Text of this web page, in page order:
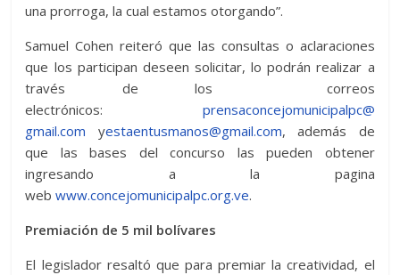
una prorroga, la cual estamos otorgando”.
Samuel Cohen reiteró que las consultas o aclaraciones
que los participan deseen solicitar, lo podrán realizar a
través de los correos
electrónicos: prensaconcejomunicipalpc@
gmail.com yestaentusmanos@gmail.com, además de
que las bases del concurso las pueden obtener
ingresando a la pagina
webwww.concejomunicipalpc.org.ve.
Premiación de 5 mil bolívares
El legislador resaltó que para premiar la creatividad, el